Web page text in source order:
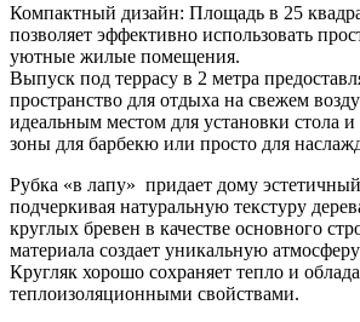
Компактный дизайн: Площадь в 25
позволяет эффективно использовать
уютные жилые помещения.
Выпуск под террасу в 2 метра
пространство для отдыха на свежем
идеальным местом для установки стола и
зоны для барбекю или просто для
Рубка «в лапу» придает дому
подчеркивая натуральную текстуру
круглых бревен в качестве основного
материала создает уникальную
Кругляк хорошо сохраняет тепло и
теплоизоляционными свойствами.